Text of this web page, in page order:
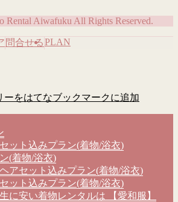
Aiwafuku All Rights Reserved.
問合せるPLAN
ット込みプラン(着物/浴衣)
(着物/浴衣)
アセット込みプラン(着物/浴衣)
ット込みプラン(着物/浴衣)
に安い着物レンタルは 【愛和服】